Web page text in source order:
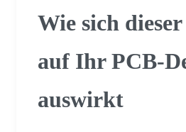
Wie sich dieser
auf Ihr PCB-
auswirkt